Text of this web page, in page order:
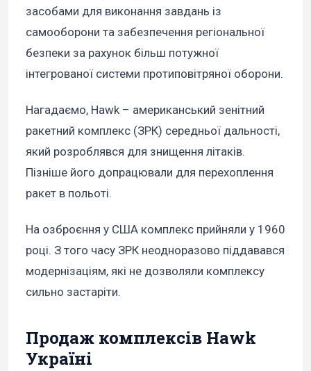
засобами для виконання завдань із
самооборони та забезпечення регіональної
безпеки за рахунок більш потужної
інтегрованої системи протиповітряної оборони.
Нагадаємо, Hawk – американський зенітний
ракетний комплекс (ЗРК) середньої дальності,
який розроблявся для знищення літаків.
Пізніше його допрацювали для перехоплення
ракет в польоті.
На озброєння у США комплекс прийняли у 1960
році. З того часу ЗРК неодноразово піддавався
модернізаціям, які не дозволяли комплексу
сильно застаріти.
Продаж комплексів Hawk
Україні